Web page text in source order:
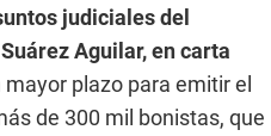
judiciales del
Aguilar, en carta
mayor plazo para emitir el
de 300 mil bonistas, que